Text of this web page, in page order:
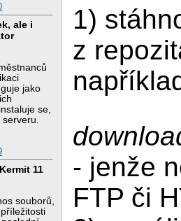
ale i
jako
se,
serveru.
11
souborů,
1)
z
- jenže
FTP či